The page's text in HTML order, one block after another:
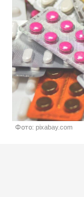
Фото: pixabay.com